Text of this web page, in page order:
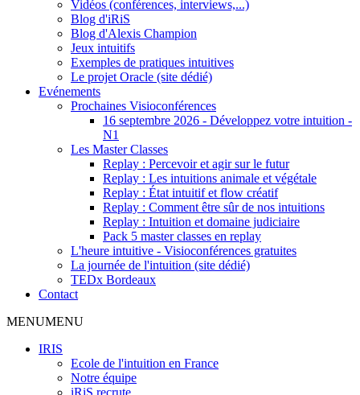
Vidéos (conférences, interviews,...)
Blog d'iRiS
Blog d'Alexis Champion
Jeux intuitifs
Exemples de pratiques intuitives
Le projet Oracle (site dédié)
Evénements
Prochaines Visioconférences
16 septembre 2026 - Développez votre intuition -
N1
Les Master Classes
Replay : Percevoir et agir sur le futur
Replay : Les intuitions animale et végétale
Replay : État intuitif et flow créatif
Replay : Comment être sûr de nos intuitions
Replay : Intuition et domaine judiciaire
Pack 5 master classes en replay
L'heure intuitive - Visioconférences gratuites
La journée de l'intuition (site dédié)
TEDx Bordeaux
Contact
MENUMENU
IRIS
Ecole de l'intuition en France
Notre équipe
iRiS recrute